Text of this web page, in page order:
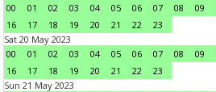
00
01 02 03 04 05 06 07 08 09
16
17 18 19 20 21 22
23
Sat 20 May 2023
00
01 02 03 04 05 06 07 08 09
16
17 18 19 20 21 22
23
Sun 21 May 2023